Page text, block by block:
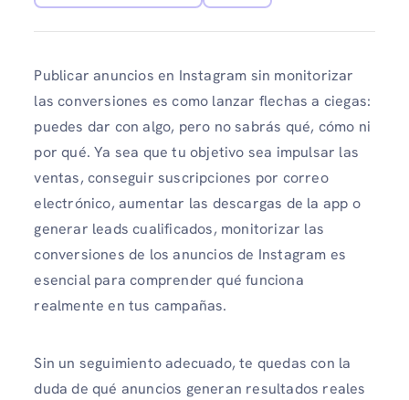
Publicar anuncios en Instagram sin monitorizar
las conversiones es como lanzar flechas a ciegas:
puedes dar con algo, pero no sabrás qué, cómo ni
por qué. Ya sea que tu objetivo sea impulsar las
ventas, conseguir suscripciones por correo
electrónico, aumentar las descargas de la app o
generar leads cualificados, monitorizar las
conversiones de los anuncios de Instagram es
esencial para comprender qué funciona
realmente en tus campañas.
Sin un seguimiento adecuado, te quedas con la
duda de qué anuncios generan resultados reales